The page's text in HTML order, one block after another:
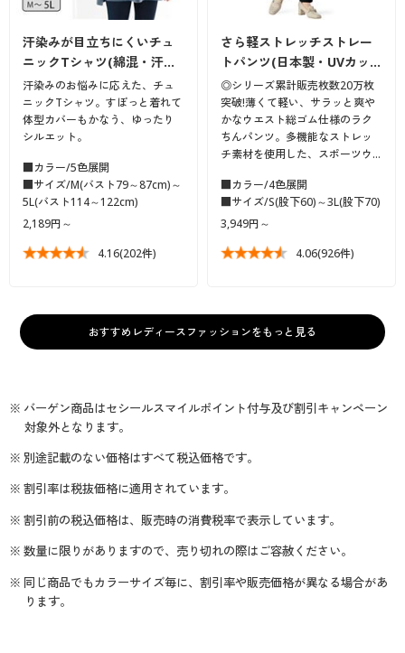
汗染みが目立ちにくいチュ
ニックTシャツ(綿混・汗…
汗染みのお悩みに応えた、チュ
ニックTシャツ。すぽっと着れて
体型カバーもかなう、ゆったり
シルエット。
■カラー/5色展開
■サイズ/M(バスト79～87cm)～
5L(バスト114～122cm)
2,189円～
4.16(202件)
さら軽ストレッチストレー
トパンツ(日本製・UVカッ…
◎シリーズ累計販売枚数20万枚
突破!薄くて軽い、サラッと爽や
かなウエスト総ゴム仕様のラク
ちんパンツ。多機能なストレッ
チ素材を使用した、スポーツウ…
■カラー/4色展開
■サイズ/S(股下60)～3L(股下70)
3,949円～
4.06(926件)
おすすめレディースファッションをもっと見る
※ バーゲン商品はセシールスマイルポイント付与及び割引キャンペーン
対象外となります。
※ 別途記載のない価格はすべて税込価格です。
※ 割引率は税抜価格に適用されています。
※ 割引前の税込価格は、販売時の消費税率で表示しています。
※ 数量に限りがありますので、売り切れの際はご容赦ください。
※ 同じ商品でもカラーサイズ毎に、割引率や販売価格が異なる場合があ
ります。